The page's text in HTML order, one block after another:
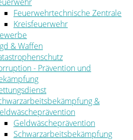
Feuerwehrtechnische Zentrale
Kreisfeuerwehr
& Waffen
- Prävention und
&
Geldwäscheprävention
Schwarzarbeitsbekämpfung